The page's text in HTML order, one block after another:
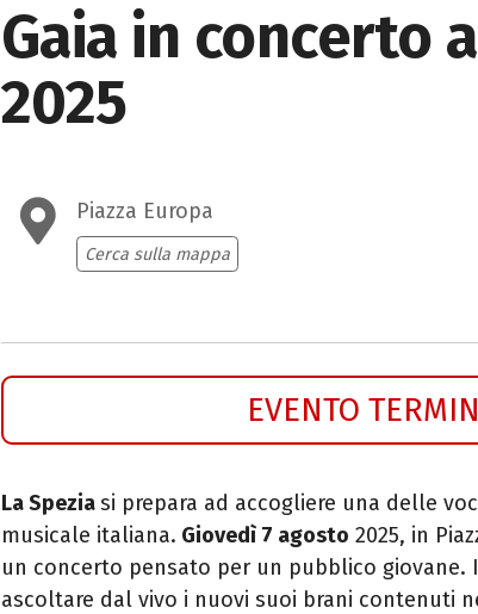
Gaia in concerto
2025
Piazza Europa
Cerca sulla mappa
EVENTO
La Speziasi prepara ad accogliere una delle
musicale italiana. Giovedì 7 agosto 2025, in
un concerto pensato per un pubblico giovane.
ascoltare dal vivo i nuovi suoi brani contenuti